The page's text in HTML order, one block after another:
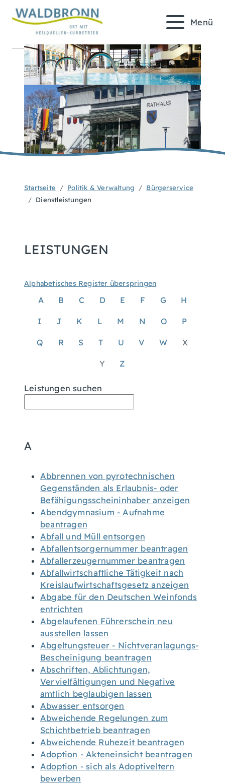
Menü
Startseite Politik & Verwaltung
Bürgerservice
Dienstleistungen
LEISTUNGEN
Alphabetisches Register überspringen
A B C D E F G H
I J K L M N O P
Q R S T U V W X
Y Z
Leistungen suchen
A
Abbrennen von pyrotechnischen
Gegenständen als Erlaubnis- oder
Befähigungsscheininhaber anzeigen
Abendgymnasium - Aufnahme
beantragen
Abfall und Müll entsorgen
Abfallentsorgernummer beantragen
Abfallerzeugernummer beantragen
Abfallwirtschaftliche Tätigkeit nach
Kreislaufwirtschaftsgesetz anzeigen
Abgabe für den Deutschen Weinfonds
entrichten
Abgelaufenen Führerschein neu
ausstellen lassen
Abgeltungsteuer - Nichtveranlagungs-
Bescheinigung beantragen
Abschriften, Ablichtungen,
Vervielfältigungen und Negative
amtlich beglaubigen lassen
Abwasser entsorgen
Abweichende Regelungen zum
Schichtbetrieb beantragen
Abweichende Ruhezeit beantragen
Adoption - Akteneinsicht beantragen
Adoption - sich als Adoptiveltern
bewerben